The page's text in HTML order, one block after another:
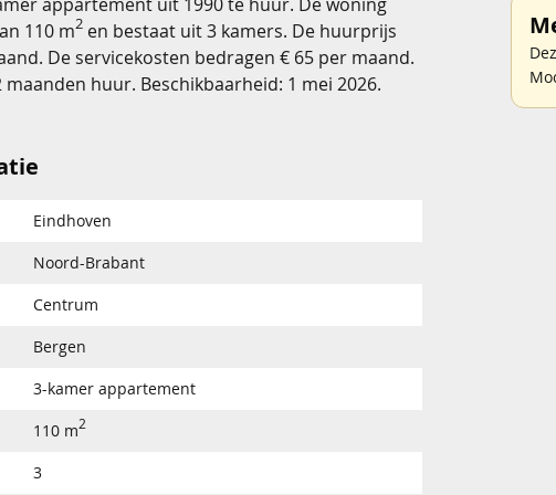
110 m2 en bestaat uit 3 kamers. De huurprijs
De servicekosten bedragen € 65 per maand.
huur. Beschikbaarheid: 1 mei 2026.
Eindhoven
Noord-Brabant
Centrum
Bergen
3-kamer appartement
110 m2
3